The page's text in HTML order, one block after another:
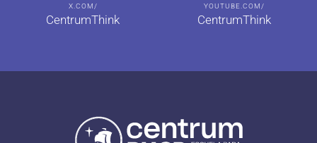
X.COM/
CentrumThink
YOUTUBE.COM/
CentrumThink